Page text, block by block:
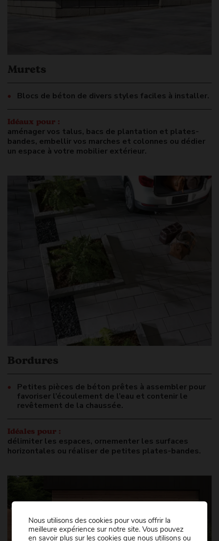
Murets
Blocs de béton de divers styles faciles à installer.
Idéaux pour :
aménager vos talus, bacs de plantation et plates-
bandes, embellir vos marches et colonnes ou dédier
un espace à votre mobilier extérieur.
Bordures
Petites pièces de béton prêtes à assembler pour
favoriser l’écoulement de l’eau et contenir le
revêtement de la chaussée.
Idéales pour :
délimiter les espaces, ornementer les surfaces
horizontales ou réaliser de petites plates-bandes.
Nous utilisons des cookies pour vous offrir la
meilleure expérience sur notre site. Vous pouvez
en savoir plus sur les cookies que nous utilisons ou